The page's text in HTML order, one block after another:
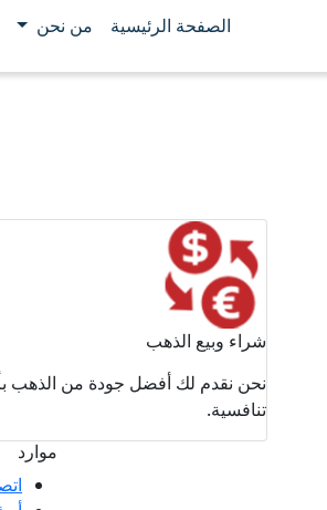
الصفحة الرئيسية من نحن
شراء وبيع الذهب
نحن نقدم لك أفضل جودة من الذهب
تنافسية.
موارد